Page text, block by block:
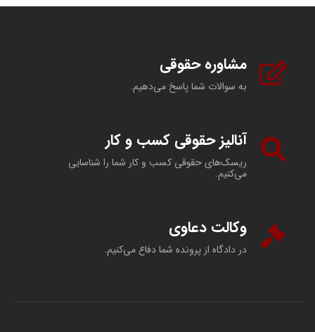
مشاوره حقوقی
به سوالات شما پاسخ می‌دهیم.
آنالیز حقوقی کسب و کار
ریسک‌های حقوقی کسب و کار شما را شناسایی
می‌کنیم.
وکالت دعاوی
در دادگاه از پرونده شما دفاع می‌کنیم.